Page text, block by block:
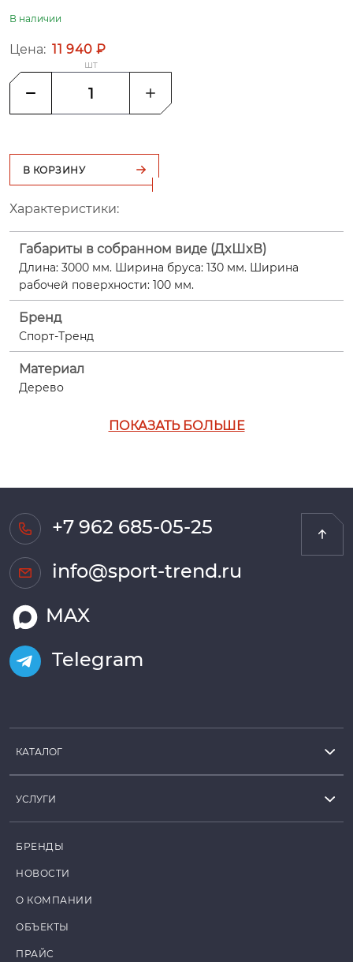
В наличии
Цена: 11 940 ₽
шт
В КОРЗИНУ
Характеристики:
Габариты в собранном виде (ДxШxВ)
Длина: 3000 мм. Ширина бруса: 130 мм. Ширина
рабочей поверхности: 100 мм.
Бренд
Спорт-Тренд
Материал
Дерево
ПОКАЗАТЬ БОЛЬШЕ
+7 962 685-05-25
info@sport-trend.ru
MAX
Telegram
КАТАЛОГ
УСЛУГИ
БРЕНДЫ
НОВОСТИ
О КОМПАНИИ
ОБЪЕКТЫ
ПРАЙС